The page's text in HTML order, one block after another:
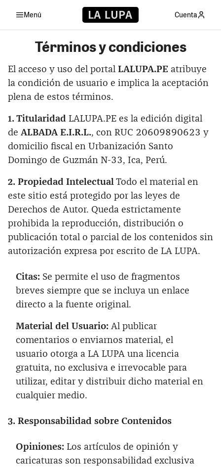
Menú Cuenta
Términos y condiciones
El acceso y uso del portal LALUPA.PE atribuye
la condición de usuario e implica la aceptación
plena de estos términos.
1. Titularidad LALUPA.PE es la edición digital
de ALBADA E.I.R.L., con RUC 20609890623 y
domicilio fiscal en Urbanización Santo
Domingo de Guzmán N-33, Ica, Perú.
2. Propiedad Intelectual Todo el material en
este sitio está protegido por las leyes de
Derechos de Autor. Queda estrictamente
prohibida la reproducción, distribución o
publicación total o parcial de los contenidos sin
autorización expresa por escrito de LA LUPA.
Citas: Se permite el uso de fragmentos
breves siempre que se incluya un enlace
directo a la fuente original.
Material del Usuario: Al publicar
comentarios o enviarnos material, el
usuario otorga a LA LUPA una licencia
gratuita, no exclusiva e irrevocable para
utilizar, editar y distribuir dicho material en
cualquier medio.
3. Responsabilidad sobre Contenidos
Opiniones: Los artículos de opinión y
caricaturas son responsabilidad exclusiva